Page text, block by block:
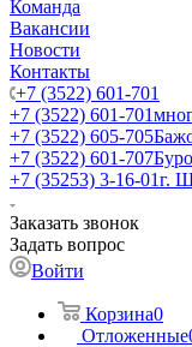
Команда
Вакансии
Новости
Контакты
+7 (3522) 601-701
+7 (3522) 601-701
+7 (3522) 605-705
+7 (3522) 601-707
+7 (35253) 3-16-01г.
Заказать звонок
Задать вопрос
Войти
Корзина0
Отложенные